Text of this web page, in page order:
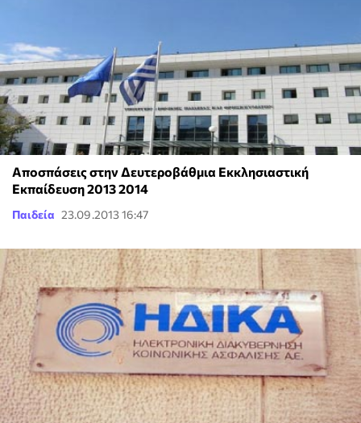
Αποσπάσεις στην Δευτεροβάθμια Εκκλησιαστική
Εκπαίδευση 2013 2014
Παιδεία 23.09.2013 16:47